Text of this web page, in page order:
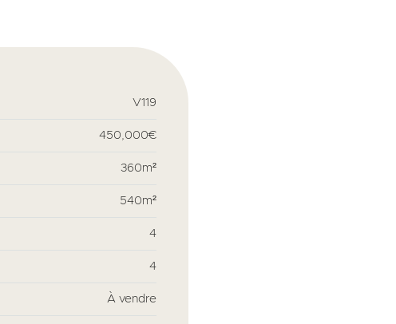
V119
450,000€
360m²
540m²
4
4
À vendre